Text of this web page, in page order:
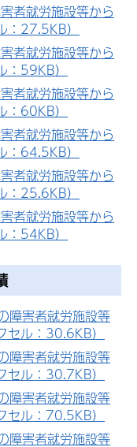
者就労施設等から
：27.5KB）
者就労施設等から
59KB）
者就労施設等から
60KB）
者就労施設等から
：64.5KB）
者就労施設等から
：25.6KB）
者就労施設等から
54KB）
障害者就労施設等
セル：30.6KB）
障害者就労施設等
セル：30.7KB）
障害者就労施設等
セル：70.5KB）
障害者就労施設等